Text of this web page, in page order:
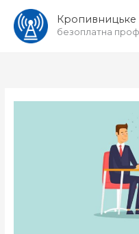
Перейти
вмісту
безоплатна